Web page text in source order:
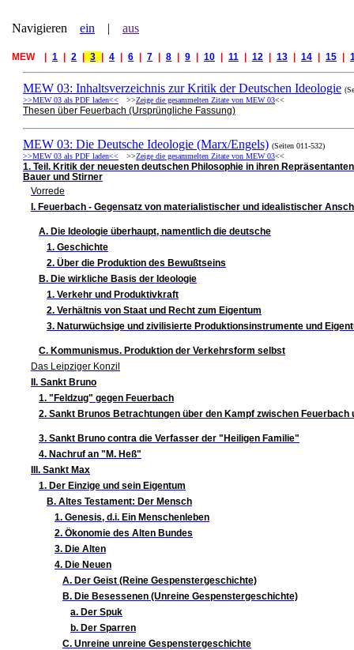
Navigieren ein | aus
MEW | 1 2 3 4 6 7 8 9 10 11 12 13 14 15
MEW 03: Inhaltsverzeichnis zur Kritik der Deutschen Ideologie
>>MEW 03 als PDF laden<< >>Zeige die gesammelten Zitate von MEW 03<<
Thesen über Feuerbach (Ursprüngliche Fassung)
MEW 03: Die Deutsche Ideologie (Marx/Engels) (Seiten 011-532)
>>MEW 03 als PDF laden<< >>Zeige die gesammelten Zitate von MEW 03<<
1. Teil. Kritik der neuesten deutschen Philosophie in ihren
Bauer und Stirner
Vorrede
I. Feuerbach - Gegensatz von materialistischer und idealistischer
A. Die Ideologie überhaupt, namentlich die deutsche
1. Geschichte
2. Über die Produktion des Bewußtseins
B. Die wirkliche Basis der Ideologie
1. Verkehr und Produktivkraft
2. Verhältnis von Staat und Recht zum Eigentum
3. Naturwüchsige und zivilisierte Produktionsinstrumente und
C. Kommunismus. Produktion der Verkehrsform selbst
Das Leipziger Konzil
II. Sankt Bruno
1. "Feldzug" gegen Feuerbach
2. Sankt Brunos Betrachtungen über den Kampf zwischen Feuerbach
3. Sankt Bruno contra die Verfasser der "Heiligen Familie"
4. Nachruf an "M. Heß"
III. Sankt Max
1. Der Einzige und sein Eigentum
B. Altes Testament: Der Mensch
1. Genesis, d.i. Ein Menschenleben
2. Ökonomie des Alten Bundes
3. Die Alten
4. Die Neuen
A. Der Geist (Reine Gespenstergeschichte)
B. Die Besessenen (Unreine Gespenstergeschichte)
a. Der Spuk
b. Der Sparren
C. Unreine unreine Gespenstergeschichte